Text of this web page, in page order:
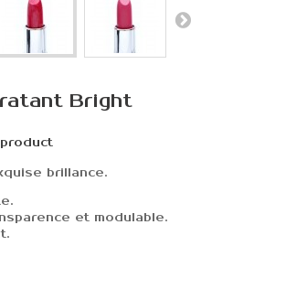
Bright
brillance.
et modulable.